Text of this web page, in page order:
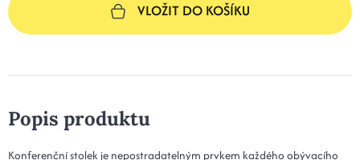
VLOŽIT DO KOŠÍKU
Popis produktu
Konferenční stolek je nepostradatelným prvkem každého obývacího